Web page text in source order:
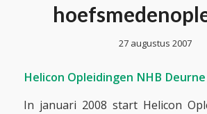
27 augustus 2007
Helicon Opleidingen NHB Deurne
In januari 2008 start Helicon